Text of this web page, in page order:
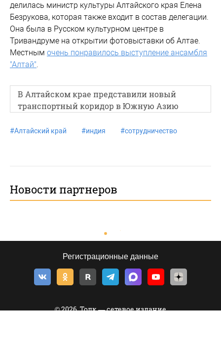
делилась министр культуры Алтайского края Елена
Безрукова, которая также входит в состав делегации.
Она была в Русском культурном центре в
Тривандруме на открытии фотовыставки об Алтае.
Местным очень понравилось выступление ансамбля
"Алтай".
В Алтайском крае представили новый
транспортный коридор в Южную Азию
#Алтайский край #индия #сотрудничество
Новости партнеров
Регистрационные данные
© 2026, Толк — сетевое издание